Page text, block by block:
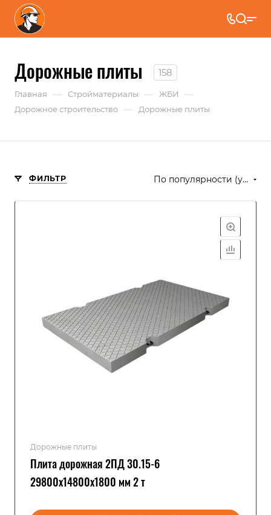
Дорожные плиты 158
Главная — Стройматериалы — ЖБИ —
Дорожное строительство — Дорожные плиты
ФИЛЬТР По популярности (убывание)
Дорожные плиты
Плита дорожная 2ПД 30.15-6
29800x14800x1800 мм 2 т